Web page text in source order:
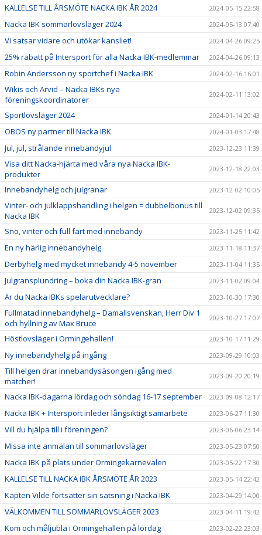
KALLELSE TILL ÅRSMÖTE NACKA IBK ÅR 2024 2024-05-15 22:58
Nacka IBK sommarlovsläger 2024 2024-05-13 07:40
Vi satsar vidare och utökar kansliet! 2024-04-26 09:25
25% rabatt på Intersport för alla Nacka IBK-medlemmar 2024-04-26 09:13
Robin Andersson ny sportchef i Nacka IBK 2024-02-16 16:01
Wikis och Arvid – Nacka IBKs nya
föreningskoordinatorer
2024-02-11 13:02
Sportlovsläger 2024 2024-01-14 20:43
OBOS ny partner till Nacka IBK 2024-01-03 17:48
Jul, jul, strålande innebandyjul 2023-12-23 11:39
Visa ditt Nacka-hjärta med våra nya Nacka IBK-
produkter
2023-12-18 22:03
Innebandyhelg och julgranar 2023-12-02 10:05
Vinter- och julklappshandling i helgen = dubbelbonus till
Nacka IBK
2023-12-02 09:35
Snö, vinter och full fart med innebandy 2023-11-25 11:42
En ny härlig innebandyhelg 2023-11-18 11:37
Derbyhelg med mycket innebandy 4-5 november 2023-11-04 11:35
Julgransplundring – boka din Nacka IBK-gran 2023-11-02 09:04
Är du Nacka IBKs spelarutvecklare? 2023-10-30 17:30
Fullmatad innebandyhelg – Damallsvenskan, Herr Div 1
och hyllning av Max Bruce
2023-10-27 17:07
Höstlovsläger i Ormingehallen! 2023-10-17 11:29
Ny innebandyhelg på ingång 2023-09-29 10:03
Till helgen drar innebandysäsongen igång med
matcher!
2023-09-20 20:19
Nacka IBK-dagarna lördag och söndag 16-17 september 2023-09-08 12:17
Nacka IBK + Intersport inleder långsiktigt samarbete 2023-06-27 11:30
Vill du hjälpa till i föreningen? 2023-06-06 23:14
Missa inte anmälan till sommarlovsläger 2023-05-23 07:50
Nacka IBK på plats under Ormingekarnevalen 2023-05-22 17:30
KALLELSE TILL NACKA IBK ÅRSMÖTE ÅR 2023 2023-05-14 22:42
Kapten Vilde fortsätter sin satsning i Nacka IBK 2023-04-29 14:00
VÄLKOMMEN TILL SOMMARLOVSLÄGER 2023 2023-04-11 19:42
Kom och måljubla i Ormingehallen på lördag 2023-02-22 23:03